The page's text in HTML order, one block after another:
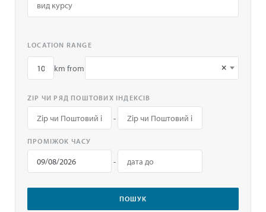
LOCATION RANGE
km from ×
ZIP ЧИ РЯД ПОШТОВИХ ІНДЕКСІВ
-
ПРОМІЖОК ЧАСУ
-
ПОШУК